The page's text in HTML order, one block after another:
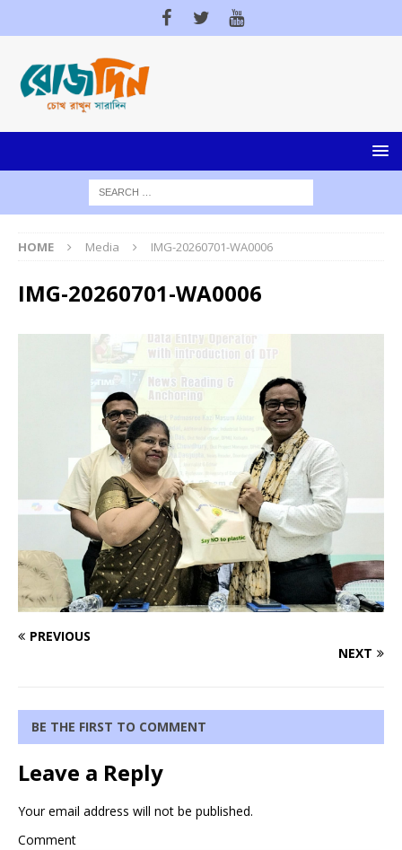
HOME Media IMG-20260701-WA0006
IMG-20260701-WA0006
PREVIOUS
NEXT
BE THE FIRST TO COMMENT
Leave a Reply
Your email address will not be published.
Comment